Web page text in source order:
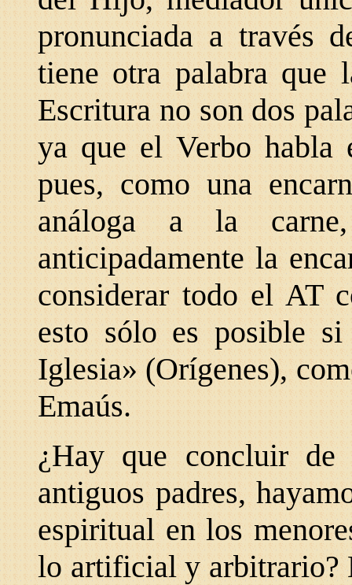
pronunciada a través
tiene otra palabra
Escritura no son dos
ya que el Verbo
pues, como una
análoga a la
anticipadamente la
considerar todo el AT
esto sólo es posible
Iglesia» (Orígenes),
Emaús.
¿Hay que concluir
antiguos padres,
espiritual en los
lo artificial y arbitrario?